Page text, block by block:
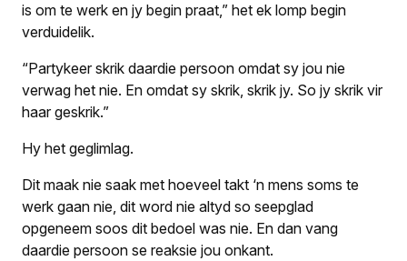
is om te werk en jy begin praat,” het ek lomp begin
verduidelik.
“Partykeer skrik daardie persoon omdat sy jou nie
verwag het nie. En omdat sy skrik, skrik jy. So jy skrik vir
haar geskrik.”
Hy het geglimlag.
Dit maak nie saak met hoeveel takt ‘n mens soms te
werk gaan nie, dit word nie altyd so seepglad
opgeneem soos dit bedoel was nie. En dan vang
daardie persoon se reaksie jou onkant.